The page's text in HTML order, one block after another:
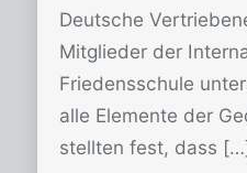
Deutsche
Mitglieder der
Friedensschule
alle Elemente der
stellten fest, dass